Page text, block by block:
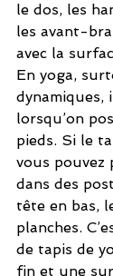
le dos, les
les avant-
avec la
En yoga,
dynamiques,
lorsqu’on
pieds. Si le
vous pouvez
dans des
tête en bas,
planches.
de tapis de
fin et une